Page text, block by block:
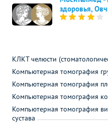
здоровья,
КЛКТ челюсти
Компьютерная томография
Компьютерная томография
Компьютерная томография
Компьютерная томография
сустава